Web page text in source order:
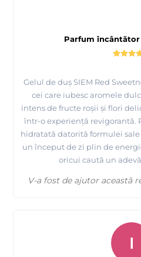
Parfum încântător
Gelul de duș SIEM Red
cei care iubesc aromele
intens de fructe roșii și flori
într-o experiență revigorantă.
hidratată datorită formulei
un început de zi plin de
oricui caută un
V-a fost de ajutor această
I